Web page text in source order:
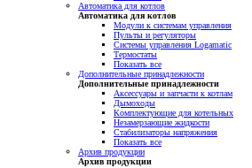
Автоматика для котлов
Автоматика для котлов
Модули к системам управления
Пульты и регуляторы
Системы управления Logamatic
Термостаты
Показать все
Дополнительные принадлежности
Дополнительные принадлежности
Аксессуары и запчасти к котлам
Дымоходы
Комплектующие для котельных
Незамерзающие жидкости
Стабилизаторы напряжения
Показать все
Архив продукции
Архив продукции